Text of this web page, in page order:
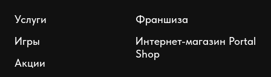
Услуги
Игры
Акции
Франшиза
Интернет-магазин Portal
Shop